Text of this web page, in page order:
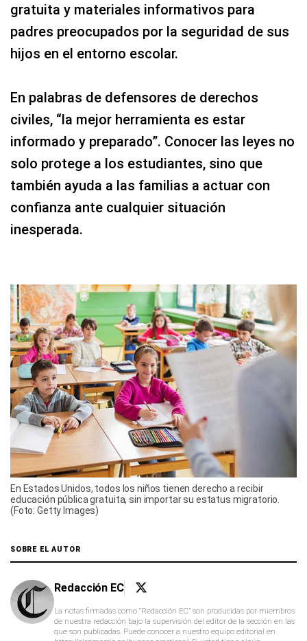
gratuita y materiales informativos para
padres preocupados por la seguridad de sus
hijos en el entorno escolar.
En palabras de defensores de derechos
civiles, “la mejor herramienta es estar
informado y preparado”. Conocer las leyes no
solo protege a los estudiantes, sino que
también ayuda a las familias a actuar con
confianza ante cualquier situación
inesperada.
En Estados Unidos, todos los niños tienen derecho a recibir
educación pública gratuita, sin importar su estatus migratorio.
(Foto: Getty Images)
SOBRE EL AUTOR
Redacción EC
La notas firmadas como “Redacción EC” son producidas por miembros
de nuestra redacción bajo la supervisión del editor de la sección en las
que son publicadas. Puede conocer a nuestro equipo editorial en